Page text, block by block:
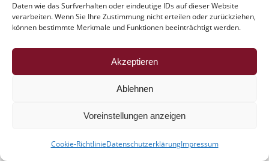
Daten wie das Surfverhalten oder eindeutige IDs auf dieser Website
verarbeiten. Wenn Sie Ihre Zustimmung nicht erteilen oder zurückziehen,
können bestimmte Merkmale und Funktionen beeinträchtigt werden.
Akzeptieren
Ablehnen
Voreinstellungen anzeigen
Cookie-RichtlinieDatenschutzerklärungImpressum
vorstellen.
Fachliche Leitstelle NWRhat in Berlin eine
Schulung der Waffenhändler durchgeführt und
ich war sehr gerne dabei. Bekanntlich schadet
verfügen. Auf dem Lernzettel stand:
Meldeprozesse